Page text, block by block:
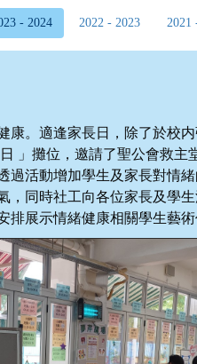
- 2024 2022 - 2023 2021
康。適逢家長日，除了於校
」攤位，邀請了聖公會救
過活動增加學生及家長對情
，同時社工向各位家長及學
排展示情緒健康相關學生藝